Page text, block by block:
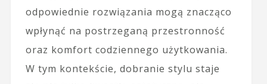
odpowiednie rozwiązania mogą znacząco
wpłynąć na postrzeganą przestronność
oraz komfort codziennego użytkowania.
W tym kontekście, dobranie stylu staje